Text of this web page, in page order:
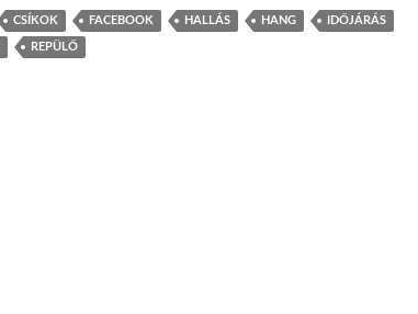
CSÍKOK FACEBOOK HALLÁS HANG IDŐJÁRÁS
REPÜLŐ